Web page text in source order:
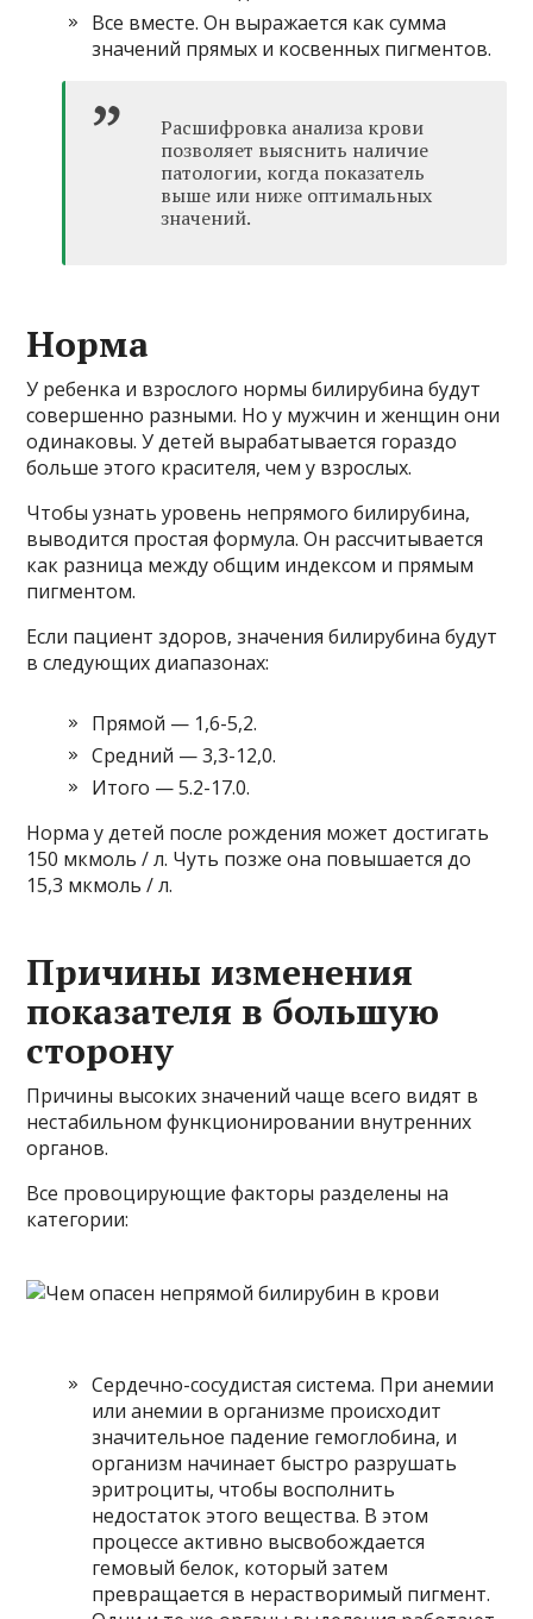
Все вместе. Он выражается как сумма
значений прямых и косвенных пигментов.
Расшифровка анализа крови
позволяет выяснить наличие
патологии, когда показатель
выше или ниже оптимальных
значений.
Норма
У ребенка и взрослого нормы билирубина будут
совершенно разными. Но у мужчин и женщин они
одинаковы. У детей вырабатывается гораздо
больше этого красителя, чем у взрослых.
Чтобы узнать уровень непрямого билирубина,
выводится простая формула. Он рассчитывается
как разница между общим индексом и прямым
пигментом.
Если пациент здоров, значения билирубина будут
в следующих диапазонах:
Прямой — 1,6-5,2.
Средний — 3,3-12,0.
Итого — 5.2-17.0.
Норма у детей после рождения может достигать
150 мкмоль / л. Чуть позже она повышается до
15,3 мкмоль / л.
Причины изменения
показателя в большую
сторону
Причины высоких значений чаще всего видят в
нестабильном функционировании внутренних
органов.
Все провоцирующие факторы разделены на
категории:
Сердечно-сосудистая система. При анемии
или анемии в организме происходит
значительное падение гемоглобина, и
организм начинает быстро разрушать
эритроциты, чтобы восполнить
недостаток этого вещества. В этом
процессе активно высвобождается
гемовый белок, который затем
превращается в нерастворимый пигмент.